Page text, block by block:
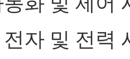
자 및 전력